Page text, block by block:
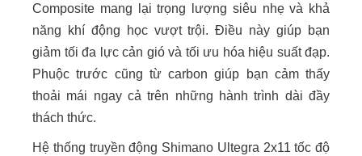
Composite mang lại trọng lượng siêu nhẹ và khả
năng khí động học vượt trội. Điều này giúp bạn
giảm tối đa lực cản gió và tối ưu hóa hiệu suất đạp.
Phuộc trước cũng từ carbon giúp bạn cảm thấy
thoải mái ngay cả trên những hành trình dài đầy
thách thức.
Hệ thống truyền động Shimano Ultegra 2x11 tốc độ